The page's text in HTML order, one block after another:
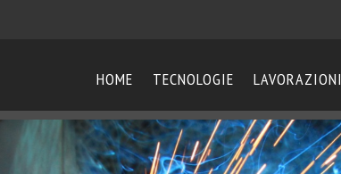
HOME TECNOLOGIE LAVORAZIONI